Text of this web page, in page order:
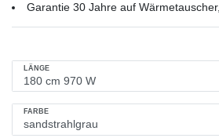
Garantie 30 Jahre auf
LÄNGE
FARBE